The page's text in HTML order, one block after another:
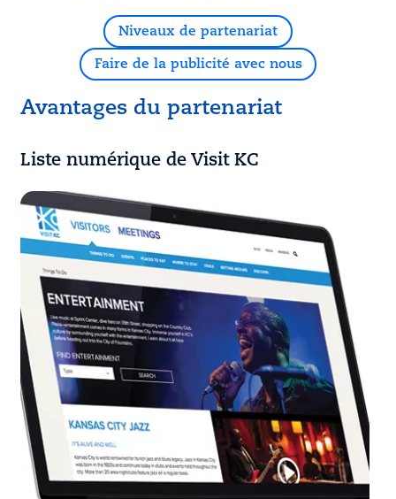
Niveaux de partenariat
Faire de la publicité avec nous
Avantages du partenariat
Liste numérique de Visit KC